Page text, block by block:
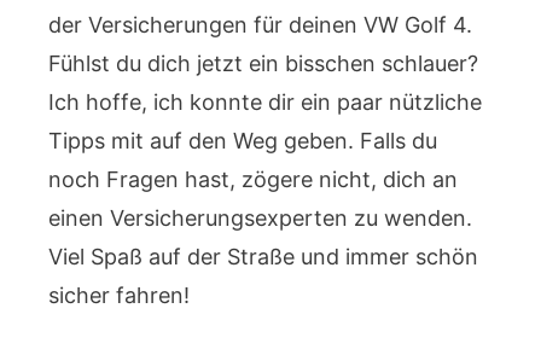
der Versicherungen für deinen VW Golf 4.
Fühlst du dich jetzt ein bisschen schlauer?
Ich hoffe, ich konnte dir ein paar nützliche
Tipps mit auf den Weg geben. Falls du
noch Fragen hast, zögere nicht, dich an
einen Versicherungsexperten zu wenden.
Viel Spaß auf der Straße und immer schön
sicher fahren!